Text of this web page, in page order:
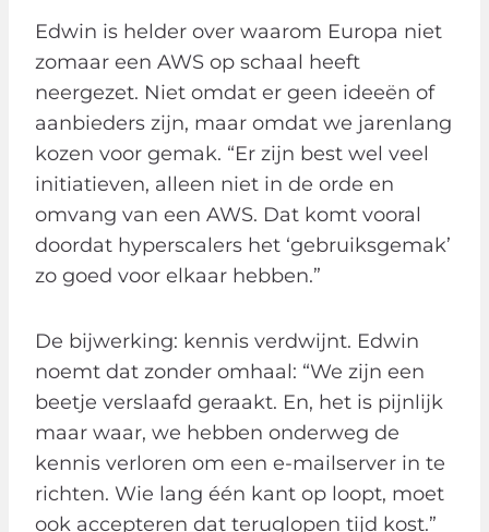
Edwin is helder over waarom Europa niet
zomaar een AWS op schaal heeft
neergezet. Niet omdat er geen ideeën of
aanbieders zijn, maar omdat we jarenlang
kozen voor gemak. “Er zijn best wel veel
initiatieven, alleen niet in de orde en
omvang van een AWS. Dat komt vooral
doordat hyperscalers het ‘gebruiksgemak’
zo goed voor elkaar hebben.”
De bijwerking: kennis verdwijnt. Edwin
noemt dat zonder omhaal: “We zijn een
beetje verslaafd geraakt. En, het is pijnlijk
maar waar, we hebben onderweg de
kennis verloren om een e-mailserver in te
richten. Wie lang één kant op loopt, moet
ook accepteren dat teruglopen tijd kost.”